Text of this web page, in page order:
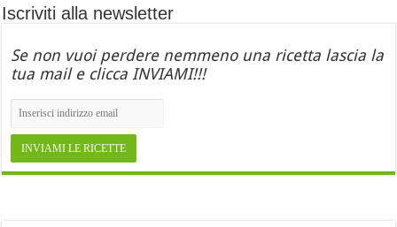
Iscriviti alla newsletter
Se non vuoi perdere nemmeno una ricetta lascia la
tua mail e clicca INVIAMI!!!